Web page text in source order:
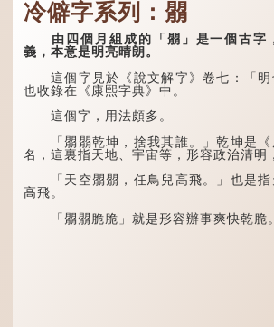
清·徐珂《清稗類鈔．
盜賊類．掱手》記載：「滬
人呼翦綹賊曰掱手，猶言扒
手也，亦曰癟三碼子。」
其中「翦綹」即剪斷他
人衣帶以竊取錢物，是小偷
的舊稱。而「掱手」也就是
手多多，擅自拿別人東西的
意思了...
「叒
稱。 《
「叒，
冷僻字系列：朤
由四個月組成的「朤」是一個古字
義，本意是明亮晴朗。
這個字見於《說文解字》卷七：「明
也收錄在《康熙字典》中。
這個字，用法頗多。
「朤朤乾坤，捨我其誰。」乾坤是《
名，這裏指天地、宇宙等，形容政治清明
「天空朤朤，任鳥兒高飛。」也是指
高飛。
「朤朤脆脆」就是形容辦事爽快乾脆